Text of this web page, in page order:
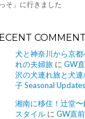
そ」に行きました
犬と神奈川から京
れの夫婦旅 に GW
沢の犬連れ旅と犬
子 Seasonal Updates
湘南に移住！辻堂
スタイル に GW直